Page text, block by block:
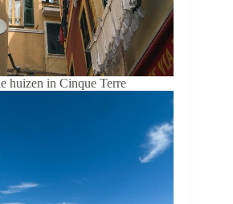
huizen in Cinque Terre